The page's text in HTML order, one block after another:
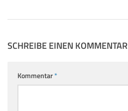
SCHREIBE EINEN KOMMENTAR
Kommentar*